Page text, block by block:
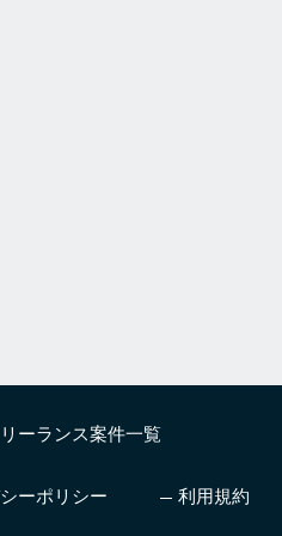
ーランス案件一覧
ーポリシー 利用規約